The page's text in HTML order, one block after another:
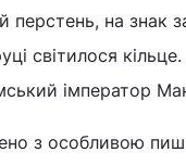
перстень, на знак
світилося
імператор
з особливою